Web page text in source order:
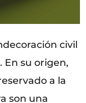
civil
En su origen,
a la
son una